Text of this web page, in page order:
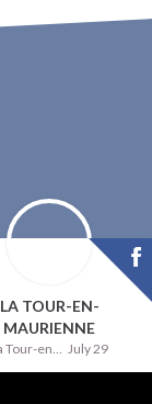
LA TOUR-EN-
MAURIENNE
July 29